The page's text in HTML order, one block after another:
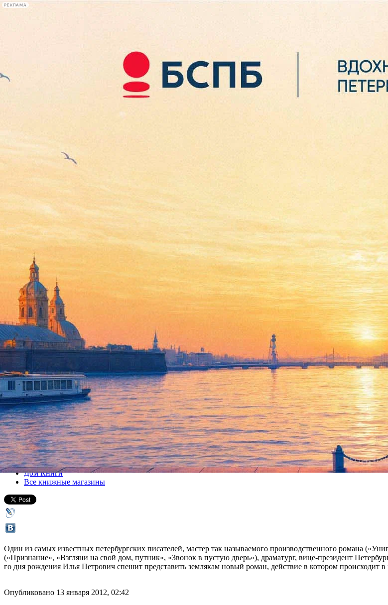
РЕКЛАМА
лекции
книги
Илья Штемлер. Презентация книги «Нюма, Самвел
17 января 2012, вторник,19.00
Версия для печати
Все лекции
Дом Книги
Все книжные магазины
Один из самых известных петербургских писателей, мастер так называемого производственного романа
(«Признание», «Взгляни на свой дом, путник», «Звонок в пустую дверь»), драматург, вице-президент
го дня рождения Илья Петрович спешит представить землякам новый роман, действие в котором происходит
Опубликовано 13 января 2012, 02:42